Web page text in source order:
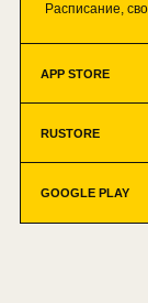
Расписание,
APP STORE
RUSTORE
GOOGLE PLAY